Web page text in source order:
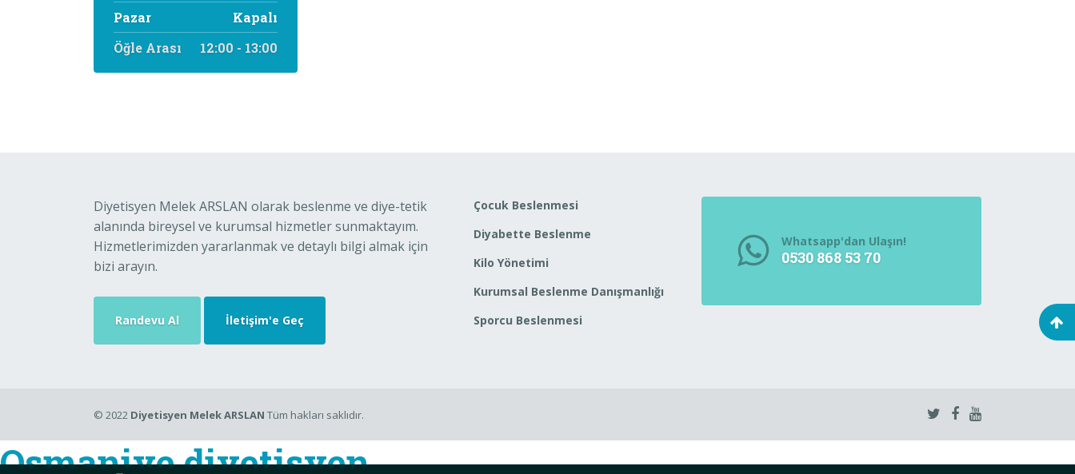
Pazar
Kapalı
Öğle Arası
12:00 - 13:00
Diyetisyen Melek ARSLAN olarak beslenme ve diye-tetik
alanında bireysel ve kurumsal hizmetler sunmaktayım.
Hizmetlerimizden yararlanmak ve detaylı bilgi almak için
bizi arayın.
Randevu Al İletişim'e Geç
Çocuk Beslenmesi
Diyabette Beslenme
Kilo Yönetimi
Kurumsal Beslenme Danışmanlığı
Sporcu Beslenmesi
Whatsapp'dan Ulaşın!
0530 868 53 70
© 2022 Diyetisyen Melek ARSLAN Tüm hakları saklıdır.
Osmaniye diyetisyen